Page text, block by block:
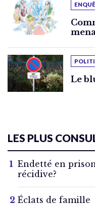
Le
LES PLUS
Endetté en
récidive?
Éclats de famille